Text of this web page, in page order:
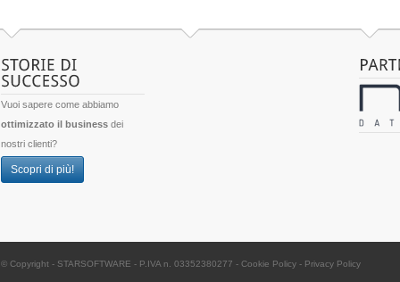
Vuoi sapere come abbiamo
ottimizzato il business dei
nostri clienti?
Scopri di più!
© Copyright - STARSOFTWARE - P.IVA n. 03352380277 - Cookie Policy - Privacy Policy